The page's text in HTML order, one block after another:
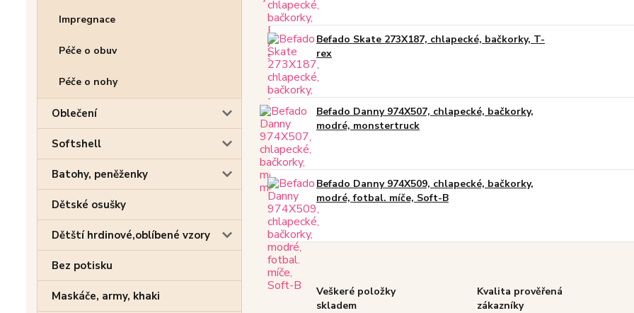
Impregnace
Péče o obuv
Péče o nohy
Oblečení
Softshell
Batohy, peněženky
Dětské osušky
Dětští hrdinové,oblíbené vzory
Bez potisku
Maskáče, army, khaki
Befado Skate 273X187, chlapecké, bačkorky, T-
rex
Befado Danny 974X507, chlapecké, bačkorky,
modré, monstertruck
Befado Danny 974X509, chlapecké, bačkorky,
modré, fotbal. míče, Soft-B
Veškeré položky
skladem
Kvalita prověřená
zákazníky